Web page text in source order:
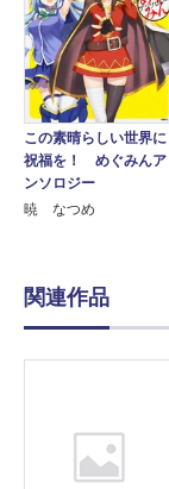
この素晴らしい世界に
祝福を！ めぐみんア
ンソロジー
暁 なつめ
関連作品